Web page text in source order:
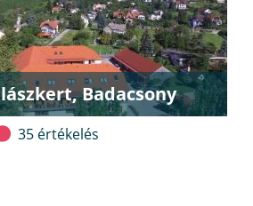
Badacsony
35 értékelés